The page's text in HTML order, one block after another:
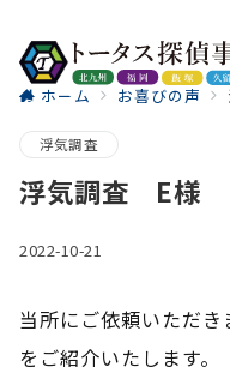
ホーム お喜びの声
浮気調査
浮気調査 E様
2022-10-21
当所にご依頼いただ
をご紹介いたします。